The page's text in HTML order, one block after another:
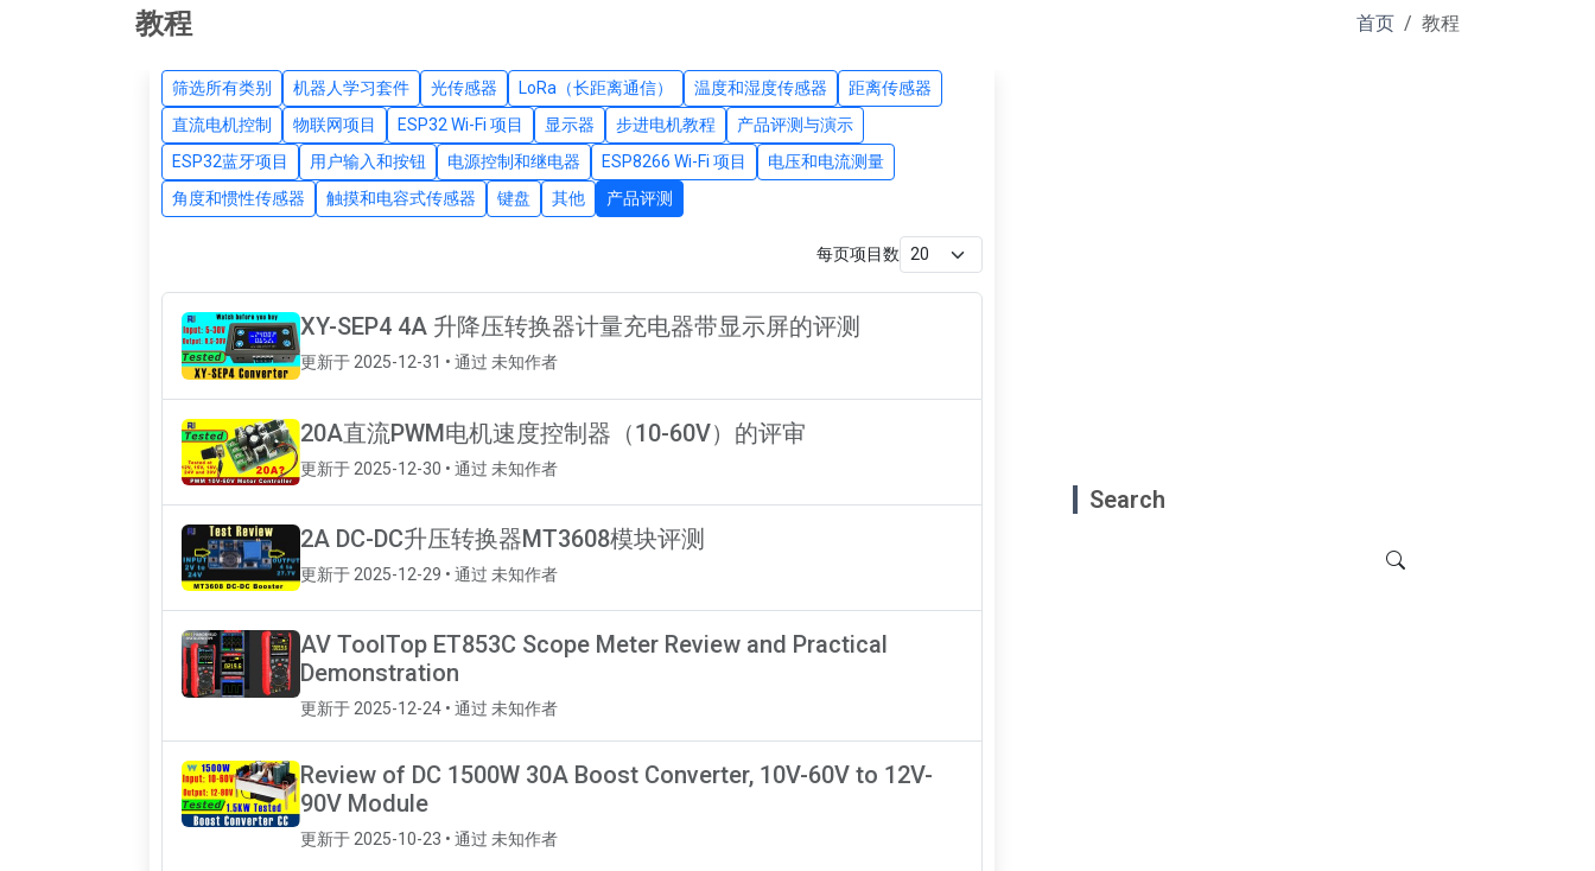
教程 首页 教程
筛选所有类别 机器人学习套件 光传感器 LoRa（长距离通信） 温度和湿度传感器
距离传感器
直流电机控制
物联网项目 ESP32 Wi-Fi 项目 显示器 步进电机教程
产品评测与演示
ESP32蓝牙项目
用户输入和按钮 电源控制和继电器 ESP8266 Wi-Fi 项目
电压和电流测量
角度和惯性传感器
触摸和电容式传感器 键盘 其他 产品评测
每页项目数
XY-SEP4 4A 升降压转换器计量充电器带显示屏的评测
更新于 2025-12-31 • 通过 未知作者
20A直流PWM电机速度控制器（10-60V）的评审
更新于 2025-12-30 • 通过 未知作者
2A DC-DC升压转换器MT3608模块评测
更新于 2025-12-29 • 通过 未知作者
AV ToolTop ET853C Scope Meter Review and Practical
Demonstration
更新于 2025-12-24 • 通过 未知作者
Review of DC 1500W 30A Boost Converter, 10V-60V to 12V-
90V Module
更新于 2025-10-23 • 通过 未知作者
Search